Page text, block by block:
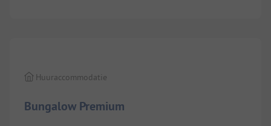
Bungalow Premium
Huuraccommodatie